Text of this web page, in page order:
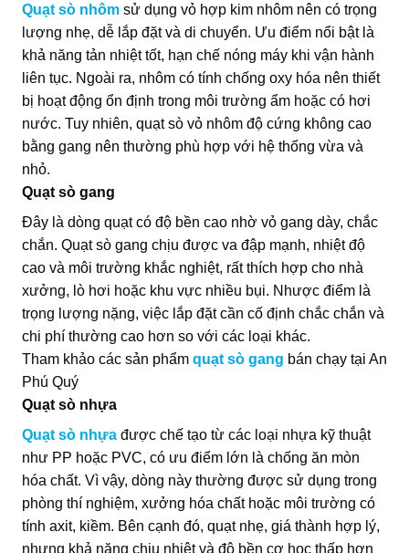
Quạt sò nhôm sử dụng vỏ hợp kim nhôm nên có trọng
lượng nhẹ, dễ lắp đặt và di chuyển. Ưu điểm nổi bật là
khả năng tản nhiệt tốt, hạn chế nóng máy khi vận hành
liên tục. Ngoài ra, nhôm có tính chống oxy hóa nên thiết
bị hoạt động ổn định trong môi trường ẩm hoặc có hơi
nước. Tuy nhiên, quạt sò vỏ nhôm độ cứng không cao
bằng gang nên thường phù hợp với hệ thống vừa và
nhỏ.
Quạt sò gang
Đây là dòng quạt có độ bền cao nhờ vỏ gang dày, chắc
chắn. Quạt sò gang chịu được va đập mạnh, nhiệt độ
cao và môi trường khắc nghiệt, rất thích hợp cho nhà
xưởng, lò hơi hoặc khu vực nhiều bụi. Nhược điểm là
trọng lượng nặng, việc lắp đặt cần cố định chắc chắn và
chi phí thường cao hơn so với các loại khác.
Tham khảo các sản phẩm quạt sò gang bán chạy tại An
Phú Quý
Quạt sò nhựa
Quạt sò nhựa được chế tạo từ các loại nhựa kỹ thuật
như PP hoặc PVC, có ưu điểm lớn là chống ăn mòn
hóa chất. Vì vậy, dòng này thường được sử dụng trong
phòng thí nghiệm, xưởng hóa chất hoặc môi trường có
tính axit, kiềm. Bên cạnh đó, quạt nhẹ, giá thành hợp lý,
nhưng khả năng chịu nhiệt và độ bền cơ học thấp hơn